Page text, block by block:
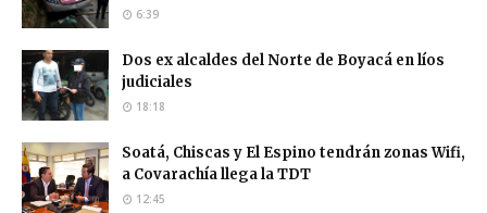
6:39
Dos ex alcaldes del Norte de Boyacá en líos
judiciales
18:18
Soatá, Chiscas y El Espino tendrán zonas Wifi,
a Covarachía llega la TDT
12:45